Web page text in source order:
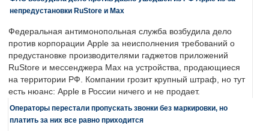
непредустановки RuStore и Max
Федеральная антимонопольная служба возбудила дело
против корпорации Apple за неисполнения требований о
предустановке производителями гаджетов приложений
RuStore и мессенджера Max на устройства, продающиеся
на территории РФ. Компании грозит крупный штраф, но тут
есть нюанс: Apple в России ничего и не продает.
Операторы перестали пропускать звонки без маркировки, но
платить за них все равно приходится